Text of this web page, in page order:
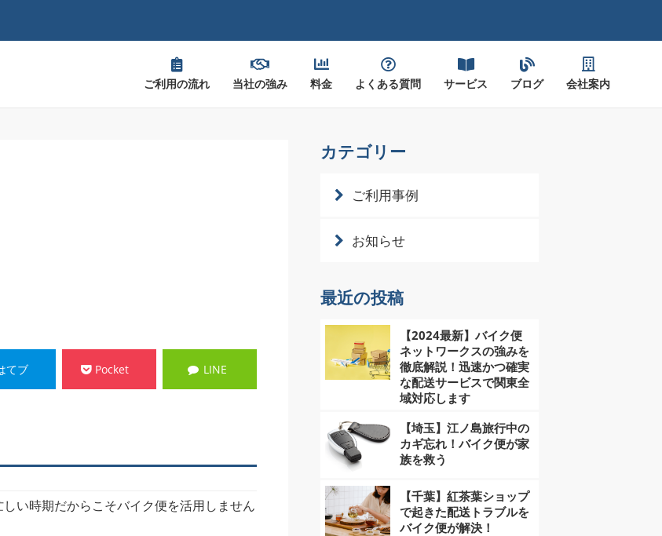
ご利用の流れ 当社の強み 料金 よくある質問 サービス ブログ 会社案内
てブ Pocket LINE
い時期だからこそバイク便を活用しません
カテゴリー
ご利用事例
お知らせ
最近の投稿
【2024最新】バイク便
ネットワークスの強みを
徹底解説！迅速かつ確実
な配送サービスで関東全
域対応します
【埼玉】江ノ島旅行中の
カギ忘れ！バイク便が家
族を救う
【千葉】紅茶葉ショップ
で起きた配送トラブルを
バイク便が解決！